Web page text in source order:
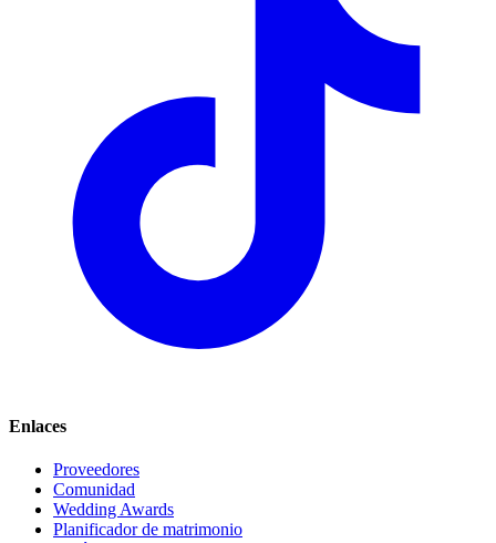
Enlaces
Proveedores
Comunidad
Wedding Awards
Planificador de matrimonio